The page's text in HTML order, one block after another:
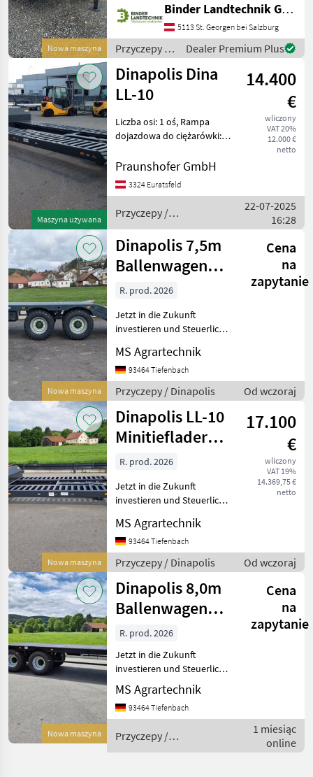
Przyczepy
Niskopodwoziowe
Dinapolis
WYBIERZ
KATEGORIĘ
Dinapolis
Möslein
Fliegl
Pronar
Müller-Mitteltal
Humbaur
Pokaż
wszystkie
23
MARKETPLACE
Marketplace
Oferty
dealerów
Ogłoszenia
drobne
Nowa maszyna
6500 mm Länge des
geneigten Hecks 1700 mm
Breite der Pla
Binder Landtechnik GmbH & CoKG
5113 St. Georgen bei Salzburg
Przyczepy /
Dinapolis
Dealer Premium Plus
Maszyna używana
Dinapolis Dina
LL-10
14.400
€
wliczony
VAT 20%
12.000 €
netto
Liczba osi: 1 oś, Rampa
dojazdowa do ciężarówki:
Hamulec pneumatyczny
Niskopodwoziowe
Praunshofer GmbH
3324 Euratsfeld
Przyczepy /
Dinapolis
22-07-2025
16:28
Nowa maszyna
Dinapolis 7,5m
Ballenwagen
Hydraulisch
absenkbare
Rampe Dr
Cena
na
zapytanie
R. prod. 2026
Jetzt in die Zukunft
investieren und Steuerlich
Sonderabschreibung in den
ersten drei Jahren möglich
! Keine komplizierten
Förderanträge ! –
MS Agrartechnik
93464 Tiefenbach
Przyczepy / Dinapolis Od wczoraj
Nowa maszyna
Dinapolis LL-10
Minitieflader
Plattform
17.100
€
wliczony
VAT 19%
14.369,75 €
netto
R. prod. 2026
Jetzt in die Zukunft
investieren und Steuerlich
Sonderabschreibung in den
ersten drei Jahren möglich
! Keine komplizierten
Förderanträge ! –
MS Agrartechnik
93464 Tiefenbach
Przyczepy / Dinapolis Od wczoraj
Nowa maszyna
Dinapolis 8,0m
Ballenwagen
Hydraulisch
absenkbare
Rampen D
Cena
na
zapytanie
R. prod. 2026
Jetzt in die Zukunft
investieren und Steuerlich
profitieren ! Mit je 30%
Sonderabschreibung in den
ersten drei Jahren möglich
Förderanträge ! –
MS Agrartechnik
93464 Tiefenbach
Przyczepy /
Dinapolis
1 miesiąc
online